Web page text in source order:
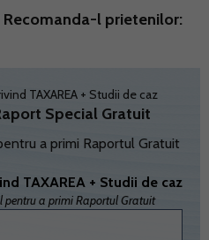
l prietenilor:
Special Gratuit
a primi Raportul Gratuit
TAXAREA + Studii de caz
a primi Raportul Gratuit